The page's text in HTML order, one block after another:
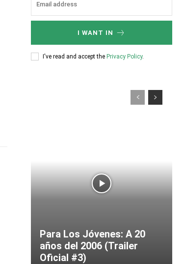
I WANT IN
I've read and accept the Privacy Policy.
Para Los Jóvenes: A 20
años del 2006 (Trailer
Oficial #3)